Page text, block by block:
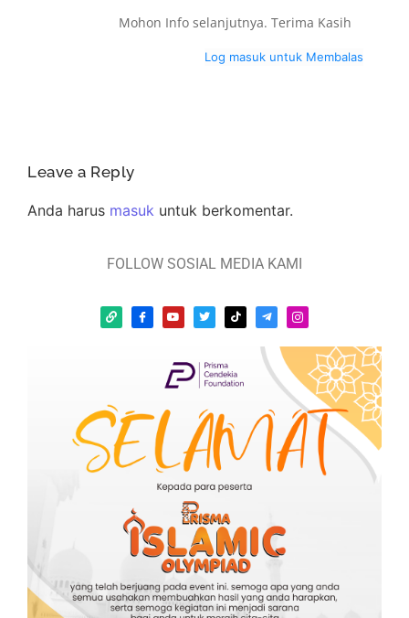
Mohon Info selanjutnya. Terima Kasih
Log masuk untuk Membalas
Leave a Reply
Anda harus masuk untuk berkomentar.
FOLLOW SOSIAL MEDIA KAMI